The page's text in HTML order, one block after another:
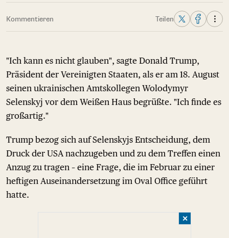
Kommentieren Teilen
"Ich kann es nicht glauben", sagte Donald Trump,
Präsident der Vereinigten Staaten, als er am 18. August
seinen ukrainischen Amtskollegen Wolodymyr
Selenskyj vor dem Weißen Haus begrüßte. "Ich finde es
großartig."
Trump bezog sich auf Selenskyjs Entscheidung, dem
Druck der USA nachzugeben und zu dem Treffen einen
Anzug zu tragen – eine Frage, die im Februar zu einer
heftigen Auseinandersetzung im Oval Office geführt
hatte.
✕